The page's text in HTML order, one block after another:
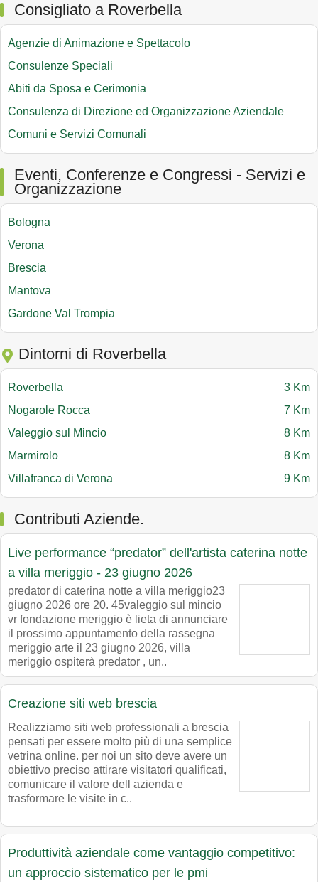
Consigliato a Roverbella
Agenzie di Animazione e Spettacolo
Consulenze Speciali
Abiti da Sposa e Cerimonia
Consulenza di Direzione ed Organizzazione Aziendale
Comuni e Servizi Comunali
Eventi, Conferenze e Congressi - Servizi e
Organizzazione
Bologna
Verona
Brescia
Mantova
Gardone Val Trompia
Dintorni di Roverbella
Roverbella
3 Km
Nogarole Rocca
7 Km
Valeggio sul Mincio
8 Km
Marmirolo
8 Km
Villafranca di Verona
9 Km
Contributi Aziende.
Live performance “predator” dell'artista caterina notte
a villa meriggio - 23 giugno 2026
predator di caterina notte a villa meriggio23
giugno 2026 ore 20. 45valeggio sul mincio
vr fondazione meriggio è lieta di annunciare
il prossimo appuntamento della rassegna
meriggio arte il 23 giugno 2026, villa
meriggio ospiterà predator , un..
Creazione siti web brescia
Realizziamo siti web professionali a brescia
pensati per essere molto più di una semplice
vetrina online. per noi un sito deve avere un
obiettivo preciso attirare visitatori qualificati,
comunicare il valore dell azienda e
trasformare le visite in c..
Produttività aziendale come vantaggio competitivo:
un approccio sistematico per le pmi